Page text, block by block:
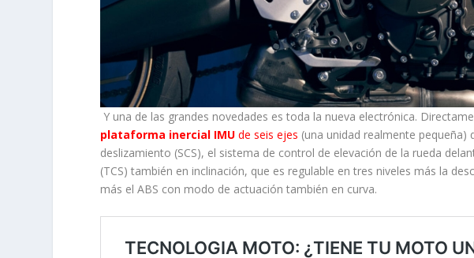
Y una de las grandes novedades es toda la nueva electrónica.
plataforma inercial IMU de seis ejes (una unidad realmente
deslizamiento (SCS), el sistema de control de elevación de la rueda
(TCS) también en inclinación, que es regulable en tres niveles más la
más el ABS con modo de actuación también en curva.